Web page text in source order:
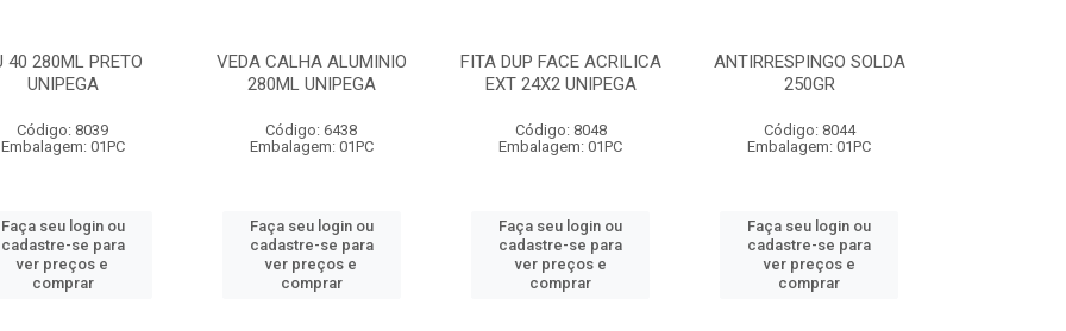
40 280ML PRETO
UNIPEGA
Código: 8039
Embalagem: 01PC
Faça seu login ou
cadastre-se para
ver preços e
comprar
VEDA CALHA ALUMINIO
280ML UNIPEGA
Código: 6438
Embalagem: 01PC
Faça seu login ou
cadastre-se para
ver preços e
comprar
FITA DUP FACE ACRILICA
EXT 24X2 UNIPEGA
Código: 8048
Embalagem: 01PC
Faça seu login ou
cadastre-se para
ver preços e
comprar
ANTIRRESPINGO SOLDA
250GR
Código: 8044
Embalagem: 01PC
Faça seu login ou
cadastre-se para
ver preços e
comprar